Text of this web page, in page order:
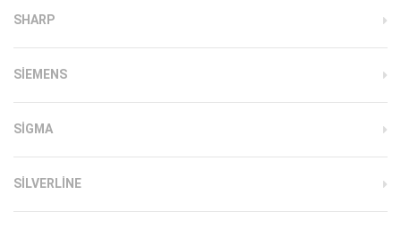
SHARP
SIEMENS
SIGMA
SILVERLINE